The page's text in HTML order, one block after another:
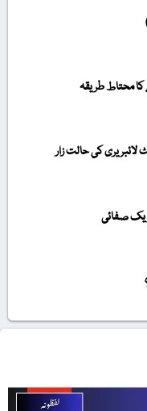
محتاط طریقہ
کی حالت زار
صفائی